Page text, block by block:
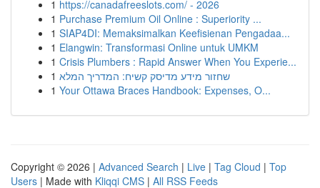
1 https://canadafreeslots.com/ - 2026
1 Purchase Premium Oil Online : Superiority ...
1 SIAP4DI: Memaksimalkan Keefisienan Pengadaa...
1 Elangwin: Transformasi Online untuk UMKM
1 Crisis Plumbers : Rapid Answer When You Experie...
1 שחזור מידע מדיסק קשיח: המדריך המלא
1 Your Ottawa Braces Handbook: Expenses, O...
Copyright © 2026 | Advanced Search | Live | Tag Cloud | Top
Users | Made with Kliqqi CMS | All RSS Feeds